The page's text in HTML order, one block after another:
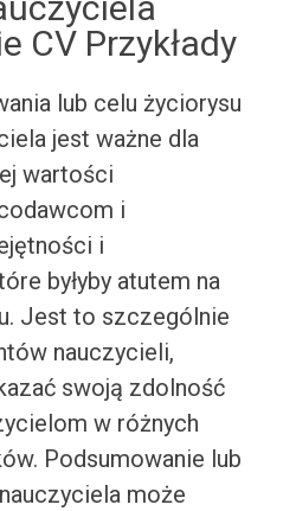
CV Przykłady
lub celu życiorysu
jest ważne dla
wartości
i
i
byłyby atutem na
Jest to szczególnie
nauczycieli,
swoją zdolność
w różnych
Podsumowanie lub
może